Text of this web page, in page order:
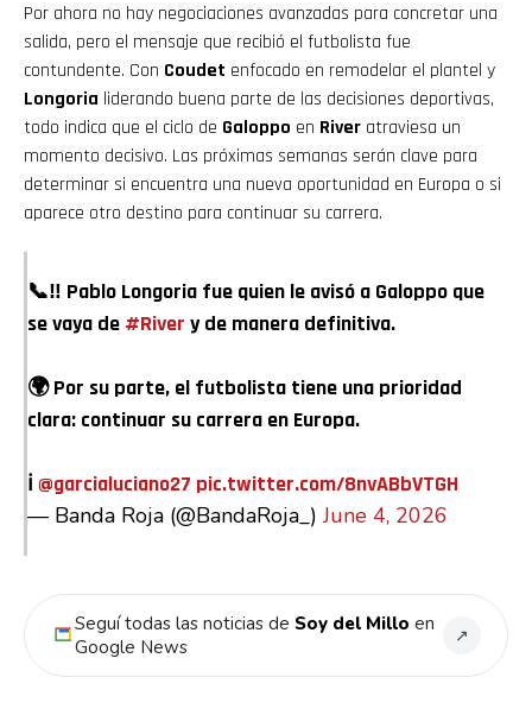
Por ahora no hay negociaciones avanzadas para concretar una
salida, pero el mensaje que recibió el futbolista fue
contundente. Con Coudet enfocado en remodelar el plantel y
Longoria liderando buena parte de las decisiones deportivas,
todo indica que el ciclo de Galoppo en River atraviesa un
momento decisivo. Las próximas semanas serán clave para
determinar si encuentra una nueva oportunidad en Europa o si
aparece otro destino para continuar su carrera.
📞‼️ Pablo Longoria fue quien le avisó a Galoppo que
se vaya de #River y de manera definitiva.
🌍 Por su parte, el futbolista tiene una prioridad
clara: continuar su carrera en Europa.
ℹ️ @garcialuciano27 pic.twitter.com/8nvABbVTGH
— Banda Roja (@BandaRoja_)June 4, 2026
Seguí todas las noticias de Soy del Millo en
Google News
↗